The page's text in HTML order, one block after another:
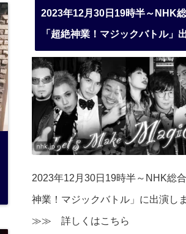
2023年12月30日19時半～NHK
「超絶神業！マジックバトル」
2023年12月30日19時半～NHK総
神業！マジックバトル」に出演しま
≫≫ 詳しくはこちら